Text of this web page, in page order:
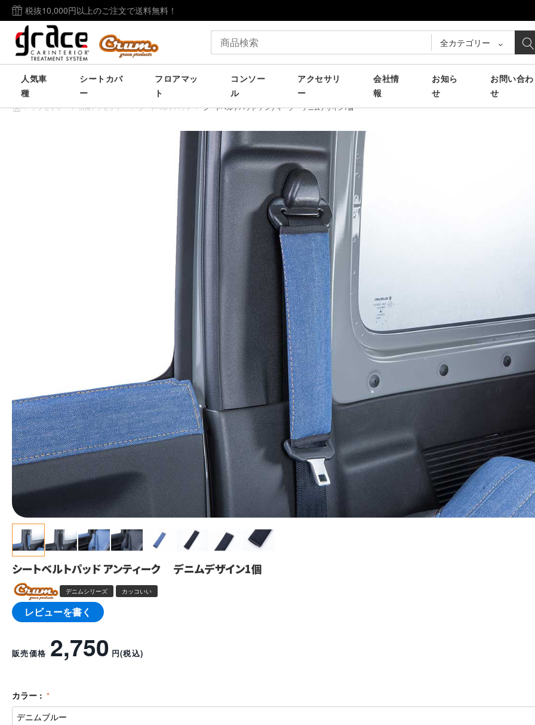
税抜10,000円以上のご注文で送料無料！
全カテゴリー
人気車
種
シートカバ
ー
フロアマッ
ト
コンソー
ル
アクセサリ
ー
会社情
報
お知ら
せ
お問い合わ
せ
/ アクセサリー / 汎用アクセサリー / シートベルトパッド / シートベルトパッド アンティーク デニムデザイン1個
シートベルトパッド アンティーク デニムデザイン1個
デニムシリーズ カッコいい
レビューを書く
販売価格 2,750 円(税込)
カラー :